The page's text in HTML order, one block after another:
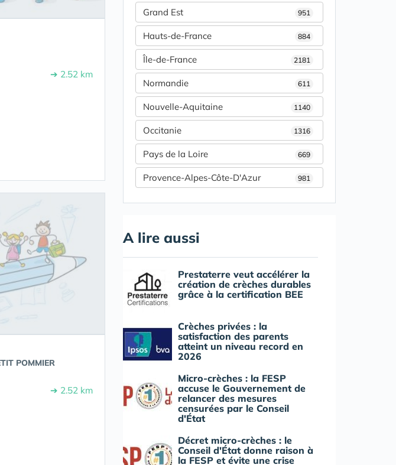
➔ 2.52 km
POMMIER
➔ 2.52 km
Grand Est 951
Hauts-de-France 884
Île-de-France 2181
Normandie 611
Nouvelle-Aquitaine 1140
Occitanie 1316
Pays de la Loire 669
Provence-Alpes-Côte-D'Azur 981
A lire aussi
Prestaterre veut accélérer la
création de crèches durables
grâce à la certification BEE
Crèches privées : la
satisfaction des parents
atteint un niveau record en
2026
Micro-crèches : la FESP
accuse le Gouvernement de
relancer des mesures
censurées par le Conseil
d'État
Décret micro-crèches : le
Conseil d'État donne raison à
la FESP et évite une crise